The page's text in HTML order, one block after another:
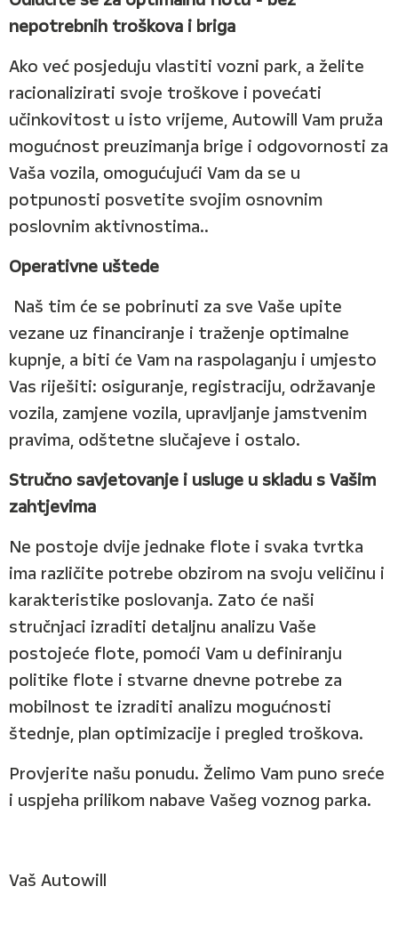
nepotrebnih troškova i briga
Ako već posjeduju vlastiti vozni park, a želite
racionalizirati svoje troškove i povećati
učinkovitost u isto vrijeme, Autowill Vam pruža
mogućnost preuzimanja brige i odgovornosti za
Vaša vozila, omogućujući Vam da se u
potpunosti posvetite svojim osnovnim
poslovnim aktivnostima..
Operativne uštede
Naš tim će se pobrinuti za sve Vaše upite
vezane uz financiranje i traženje optimalne
kupnje, a biti će Vam na raspolaganju i umjesto
Vas riješiti: osiguranje, registraciju, održavanje
vozila, zamjene vozila, upravljanje jamstvenim
pravima, odštetne slučajeve i ostalo.
Stručno savjetovanje i usluge u skladu s Vašim
zahtjevima
Ne postoje dvije jednake flote i svaka tvrtka
ima različite potrebe obzirom na svoju veličinu i
karakteristike poslovanja. Zato će naši
stručnjaci izraditi detaljnu analizu Vaše
postojeće flote, pomoći Vam u definiranju
politike flote i stvarne dnevne potrebe za
mobilnost te izraditi analizu mogućnosti
štednje, plan optimizacije i pregled troškova.
Provjerite našu ponudu. Želimo Vam puno sreće
i uspjeha prilikom nabave Vašeg voznog parka.
Vaš Autowill